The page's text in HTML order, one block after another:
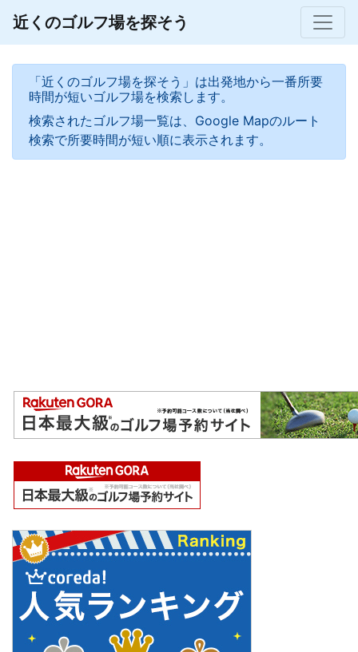
近くのゴルフ場を探そう
「近くのゴルフ場を探そう」は出発地から一番所要
時間が短いゴルフ場を検索します。
検索されたゴルフ場一覧は、Google Mapのルート
検索で所要時間が短い順に表示されます。